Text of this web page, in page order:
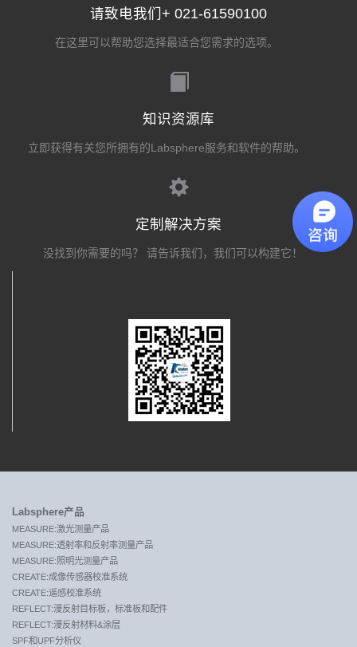
请致电我们+ 021-61590100
在这里可以帮助您选择最适合您需求的选项。
知识资源库
立即获得有关您所拥有的Labsphere服务和软件的帮助。
定制解决方案
没找到你需要的吗？ 请告诉我们，我们可以构建它！
Labsphere产品
MEASURE:激光测量产品
MEASURE:透射率和反射率测量产品
MEASURE:照明光测量产品
CREATE:成像传感器校准系统
CREATE:遥感校准系统
REFLECT:漫反射目标板，标准板和配件
REFLECT:漫反射材料&涂层
SPF和UPF分析仪